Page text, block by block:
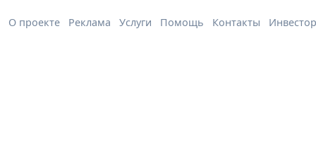
О проекте Реклама Услуги Помощь Контакты